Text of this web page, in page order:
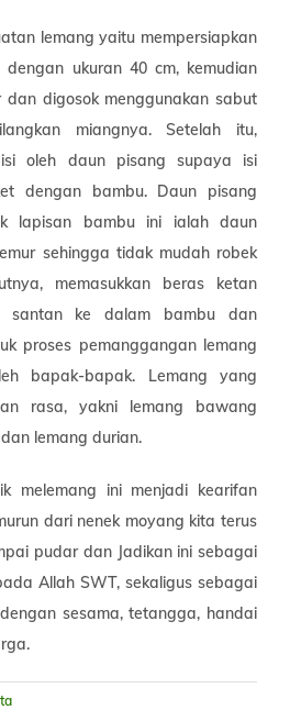
lemang yaitu mempersiapkan
ukuran 40 cm, kemudian
digosok menggunakan sabut
miangnya. Setelah itu,
oleh daun pisang supaya isi
dengan bambu. Daun pisang
lapisan bambu ini ialah daun
sehingga tidak mudah robek
memasukkan beras ketan
santan ke dalam bambu dan
proses pemanggangan lemang
bapak-bapak. Lemang yang
rasa, yakni lemang bawang
lemang durian.
melemang ini menjadi kearifan
dari nenek moyang kita terus
pudar dan Jadikan ini sebagai
Allah SWT, sekaligus sebagai
sesama, tetangga, handai